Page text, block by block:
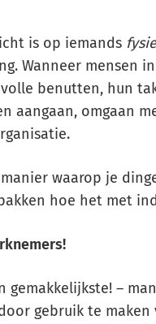
is op iemands
Wanneer mensen
benutten, hun
aangaan, omgaan
waarop je
hoe het met
gemakkelijkste! –
gebruik te maken